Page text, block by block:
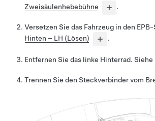
Zweisäulenhebebühne
.
Versetzen Sie das Fahrzeug in den
Hinten – LH (Lösen)
.
Entfernen Sie das linke Hinterrad. Siehe
Trennen Sie den Steckverbinder vom